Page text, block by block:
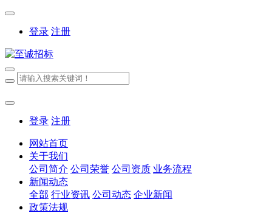
登录 注册
登录 注册
网站首页
关于我们
公司简介 公司荣誉 公司资质 业务流程
新闻动态
全部 行业资讯 公司动态 企业新闻
政策法规